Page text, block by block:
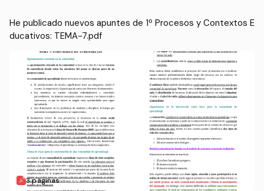
onal y Enseñanzas de Idi
He publicado nuevos apuntes de 1º Procesos y Contextos E
ducativos: TEMA-7.pdf
3 páginas